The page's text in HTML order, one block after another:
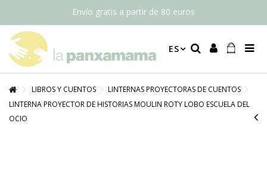
Envío gratis a partir de 80 euros
ES
LIBROS Y CUENTOS
LINTERNAS PROYECTORAS DE CUENTOS
LINTERNA PROYECTOR DE HISTORIAS MOULIN ROTY LOBO ESCUELA DEL
OCIO